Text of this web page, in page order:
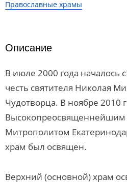
Православные храмы
Описание
В июле 2000 года началось
честь святителя Николая
Чудотворца. В ноябре 2010
Митрополитом
храм был освящен.
Верхний (основной) храм